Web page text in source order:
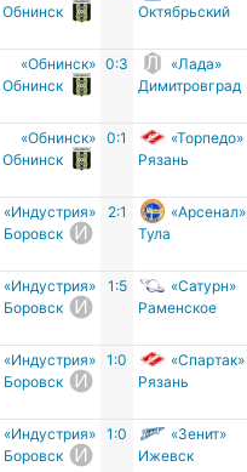
Обнинск
Октябрьский
«Обнинск»
Обнинск
0:3
«Лада»
Димитровград
«Обнинск»
Обнинск
0:1
«Торпедо»
Рязань
«Индустрия»
Боровск
2:1
«Арсенал»
Тула
«Индустрия»
Боровск
1:5
«Сатурн»
Раменское
«Индустрия»
Боровск
1:0
«Спартак»
Рязань
«Индустрия»
Боровск
1:0
«Зенит»
Ижевск